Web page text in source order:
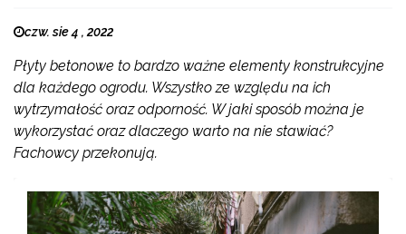
czw. sie 4 , 2022
Płyty betonowe to bardzo ważne elementy konstrukcyjne
dla każdego ogrodu. Wszystko ze względu na ich
wytrzymałość oraz odporność. W jaki sposób można je
wykorzystać oraz dlaczego warto na nie stawiać?
Fachowcy przekonują.